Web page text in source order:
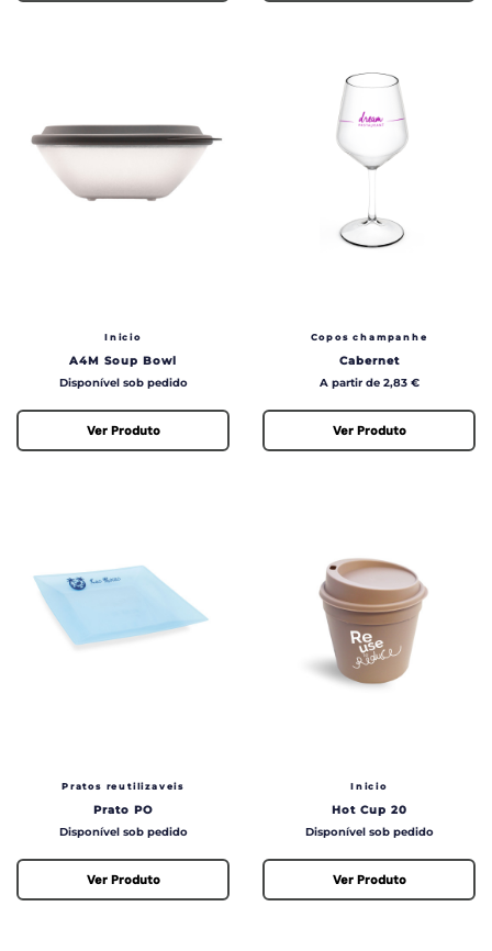
Inicio
A4M Soup Bowl
Preço
Disponível sob pedido
Ver Produto
Copos champanhe
Cabernet
Preço
A partir de 2,83 €
Ver Produto
Pratos reutilizaveis
Prato PO
Preço
Disponível sob pedido
Ver Produto
Inicio
Hot Cup 20
Preço
Disponível sob pedido
Ver Produto